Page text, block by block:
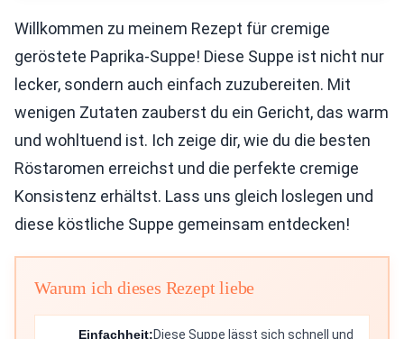
Willkommen zu meinem Rezept für cremige
geröstete Paprika-Suppe! Diese Suppe ist nicht nur
lecker, sondern auch einfach zuzubereiten. Mit
wenigen Zutaten zauberst du ein Gericht, das warm
und wohltuend ist. Ich zeige dir, wie du die besten
Röstaromen erreichst und die perfekte cremige
Konsistenz erhältst. Lass uns gleich loslegen und
diese köstliche Suppe gemeinsam entdecken!
Warum ich dieses Rezept liebe
Einfachheit:Diese Suppe lässt sich schnell und